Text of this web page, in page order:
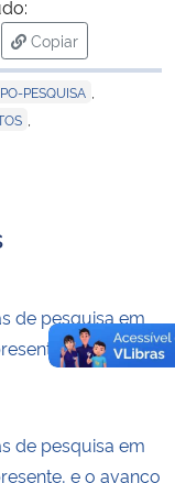
Copiar
para área de
PESQUISA
de pesquisa em
e o avanço
de pesquisa em
e o avanço